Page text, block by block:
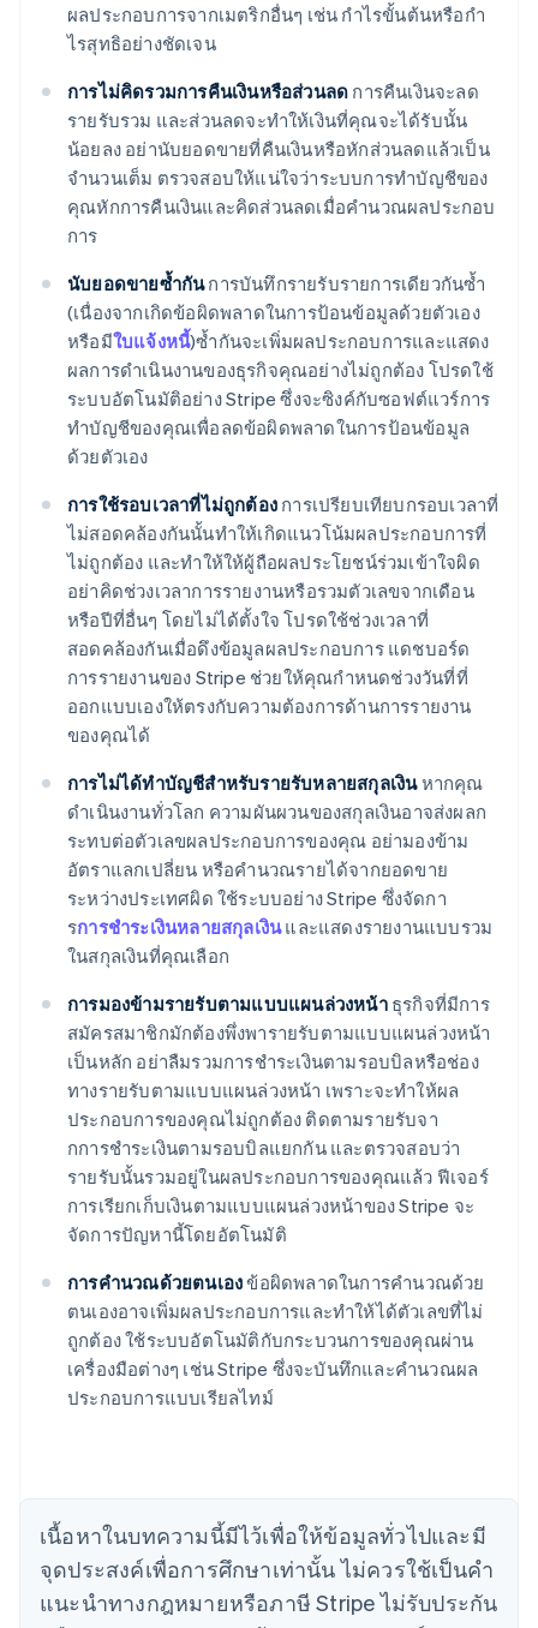
ผลประกอบการจากเมตริกอื่นๆ เช่น กําไรขั้นต้นหรือกํา
ไรสุทธิอย่างชัดเจน
การไม่คิดรวมการคืนเงินหรือส่วนลด การคืนเงินจะลด
รายรับรวม และส่วนลดจะทำให้เงินที่คุณจะได้รับนั้น
น้อยลง อย่านับยอดขายที่คืนเงินหรือหักส่วนลดแล้วเป็น
จำนวนเต็ม ตรวจสอบให้แน่ใจว่าระบบการทําบัญชีของ
คุณหักการคืนเงินและคิดส่วนลดเมื่อคํานวณผลประกอบ
การ
นับยอดขายซ้ำกันการบันทึกรายรับรายการเดียวกันซ้ำ
(เนื่องจากเกิดข้อผิดพลาดในการป้อนข้อมูลด้วยตัวเอง
หรือมีใบแจ้งหนี้)ซ้ำกันจะเพิ่มผลประกอบการและแสดง
ผลการดำเนินงานของธุรกิจคุณอย่างไม่ถูกต้อง โปรดใช้
ระบบอัตโนมัติอย่าง Stripe ซึ่งจะซิงค์กับซอฟต์แวร์การ
ทําบัญชีของคุณเพื่อลดข้อผิดพลาดในการป้อนข้อมูล
ด้วยตัวเอง
การใช้รอบเวลาที่ไม่ถูกต้อง การเปรียบเทียบกรอบเวลาที่
ไม่สอดคล้องกันนั้นทําให้เกิดแนวโน้มผลประกอบการที่
ไม่ถูกต้อง และทําให้ให้ผู้ถือผลประโยชน์ร่วมเข้าใจผิด
อย่าคิดช่วงเวลาการรายงานหรือรวมตัวเลขจากเดือน
หรือปีที่อื่นๆ โดยไม่ได้ตั้งใจ โปรดใช้ช่วงเวลาที่
สอดคล้องกันเมื่อดึงข้อมูลผลประกอบการ แดชบอร์ด
การรายงานของ Stripe ช่วยให้คุณกําหนดช่วงวันที่ที่
ออกแบบเองให้ตรงกับความต้องการด้านการรายงาน
ของคุณได้
การไม่ได้ทําบัญชีสําหรับรายรับหลายสกุลเงินหากคุณ
ดําเนินงานทั่วโลก ความผันผวนของสกุลเงินอาจส่งผลก
ระทบต่อตัวเลขผลประกอบการของคุณ อย่ามองข้าม
อัตราแลกเปลี่ยน หรือคํานวณรายได้จากยอดขาย
ระหว่างประเทศผิด ใช้ระบบอย่าง Stripe ซึ่งจัดกา
รการชําระเงินหลายสกุลเงินและแสดงรายงานแบบรวม
ในสกุลเงินที่คุณเลือก
การมองข้ามรายรับตามแบบแผนล่วงหน้าธุรกิจที่มีการ
สมัครสมาชิกมักต้องพึ่งพารายรับตามแบบแผนล่วงหน้า
เป็นหลัก อย่าลืมรวมการชําระเงินตามรอบบิลหรือช่อง
ทางรายรับตามแบบแผนล่วงหน้า เพราะจะทำให้ผล
ประกอบการของคุณไม่ถูกต้อง ติดตามรายรับจา
กการชําระเงินตามรอบบิลแยกกัน และตรวจสอบว่า
รายรับนั้นรวมอยู่ในผลประกอบการของคุณแล้ว ฟีเจอร์
การเรียกเก็บเงินตามแบบแผนล่วงหน้าของ Stripe จะ
จัดการปัญหานี้โดยอัตโนมัติ
การคํานวณด้วยตนเองข้อผิดพลาดในการคํานวณด้วย
ตนเองอาจเพิ่มผลประกอบการและทำให้ได้ตัวเลขที่ไม่
ถูกต้อง ใช้ระบบอัตโนมัติกับกระบวนการของคุณผ่าน
เครื่องมือต่างๆ เช่น Stripe ซึ่งจะบันทึกและคํานวณผล
ประกอบการแบบเรียลไทม์
เนื้อหาในบทความนี้มีไว้เพื่อให้ข้อมูลทั่วไปและมี
จุดประสงค์เพื่อการศึกษาเท่านั้น ไม่ควรใช้เป็นคํา
แนะนําทางกฎหมายหรือภาษี Stripe ไม่รับประกัน
กรีซ
English
เขตบริหารพิเศษฮ่องกง ประเทศจีน
English简体中文
简体中文English
ไซปรัส
English
ญี่ปุ่น